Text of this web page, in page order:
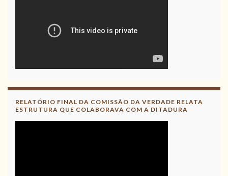
RELATÓRIO FINAL DA COMISSÃO DA VERDADE RELATA
ESTRUTURA QUE COLABORAVA COM A DITADURA